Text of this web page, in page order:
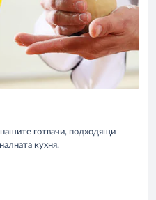
готвачи, подходящи
кухня.